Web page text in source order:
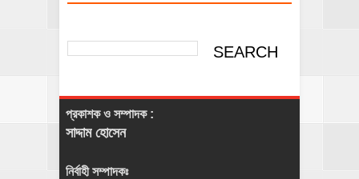
প্রকাশক ও সম্পাদক :
সাদ্দাম হোসেন
নির্বাহী সম্পাদকঃ